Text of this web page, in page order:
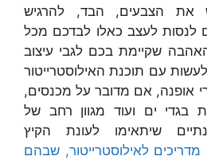
את הצבעים, הבד, להרגיש
לעצב כאלו לבדכם מכל
שקיימת בכם לגבי עיצוב
עם תוכנת האילוסטרייטור
אופנה, אם מדובר על מכנסים,
בגדי ים ועוד מגוון רחב של
שיתאימו לעונת הקיץ
מדריכים לאילוסטרייטור, שבהם